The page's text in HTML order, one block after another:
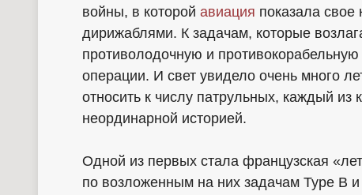
войны, в которой авиация показала свое
дирижаблями. К задачам, которые
противолодочную и
операции. И свет увидело очень много
относить к числу патрульных, каждый из
неординарной историей.
Одной из первых стала французская
по возложенным на них задачам Type B